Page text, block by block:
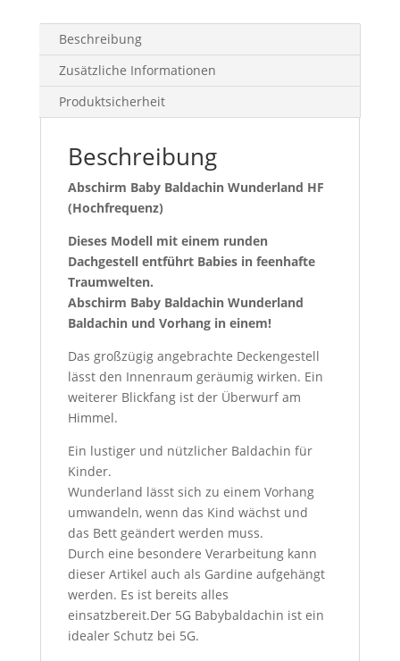
Beschreibung
Zusätzliche Informationen
Produktsicherheit
Beschreibung
Abschirm Baby Baldachin Wunderland HF
(Hochfrequenz)
Dieses Modell mit einem runden
Dachgestell entführt Babies in feenhafte
Traumwelten.
Abschirm Baby Baldachin Wunderland
Baldachin und Vorhang in einem!
Das großzügig angebrachte Deckengestell
lässt den Innenraum geräumig wirken. Ein
weiterer Blickfang ist der Überwurf am
Himmel.
Ein lustiger und nützlicher Baldachin für
Kinder.
Wunderland lässt sich zu einem Vorhang
umwandeln, wenn das Kind wächst und
das Bett geändert werden muss.
Durch eine besondere Verarbeitung kann
dieser Artikel auch als Gardine aufgehängt
werden. Es ist bereits alles
einsatzbereit.Der 5G Babybaldachin ist ein
idealer Schutz bei 5G.